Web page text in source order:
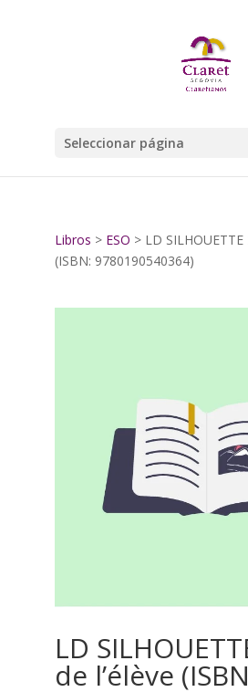
Seleccionar página
Libros > ESO > LD SILHOUETTE
(ISBN: 9780190540364)
LD
de l’élève